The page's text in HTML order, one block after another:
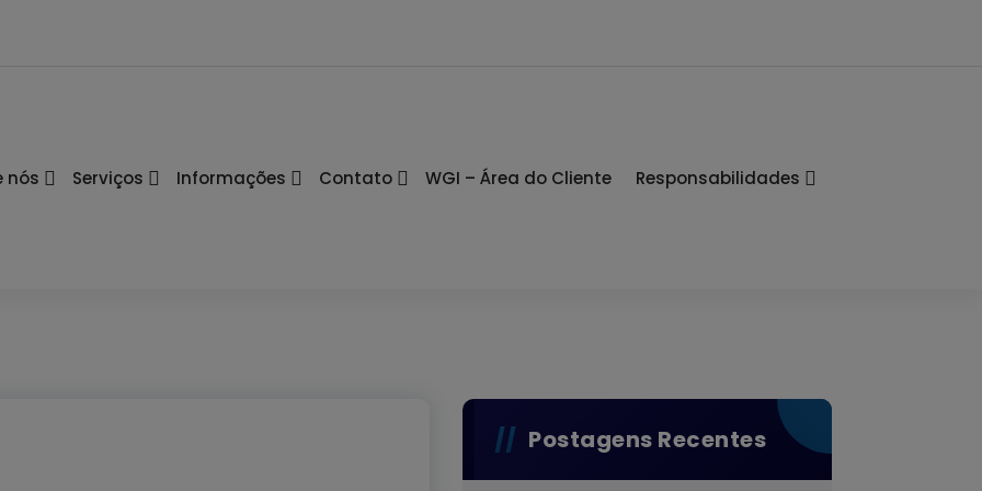
nós Serviços Informações Contato WGI – Área do Cliente Responsabilidades
Postagens Recentes